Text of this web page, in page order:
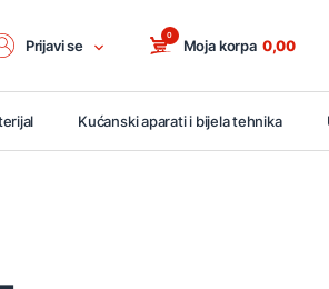
Prijavi se Moja korpa
0
0,00
Kućanski aparati i bijela tehnika